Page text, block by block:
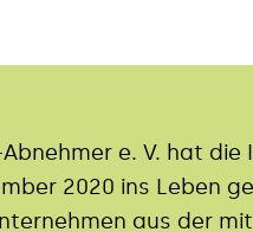
e. V. hat die
2020 ins Leben
aus der